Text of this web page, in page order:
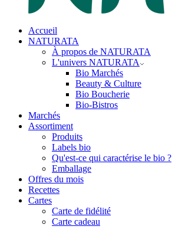
Accueil
NATURATA
À propos de NATURATA
L'univers NATURATA
Bio Marchés
Beauty & Culture
Bio Boucherie
Bio-Bistros
Marchés
Assortiment
Produits
Labels bio
Qu'est-ce qui caractérise le bio ?
Emballage
Offres du mois
Recettes
Cartes
Carte de fidélité
Carte cadeau